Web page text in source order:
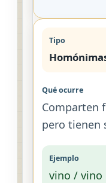
Comparten
pero tienen
vino / vino